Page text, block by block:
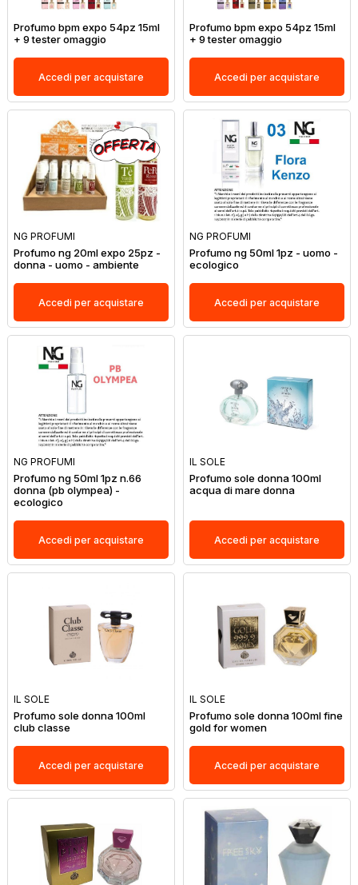
Profumo bpm expo 54pz 15ml
+ 9 tester omaggio
Accedi per acquistare
Profumo bpm expo 54pz 15ml
+ 9 tester omaggio
Accedi per acquistare
NG PROFUMI
Profumo ng 20ml expo 25pz -
donna - uomo - ambiente
Accedi per acquistare
NG PROFUMI
Profumo ng 50ml 1pz - uomo -
ecologico
Accedi per acquistare
NG PROFUMI
Profumo ng 50ml 1pz n.66
donna (pb olympea) -
ecologico
Accedi per acquistare
IL SOLE
Profumo sole donna 100ml
acqua di mare donna
Accedi per acquistare
IL SOLE
Profumo sole donna 100ml
club classe
Accedi per acquistare
IL SOLE
Profumo sole donna 100ml fine
gold for women
Accedi per acquistare